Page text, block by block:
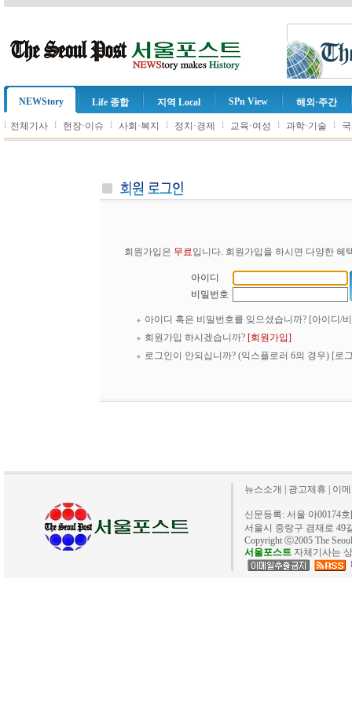
NEWStory Life 종합 지역 Local SPn View 해외·주간
l 전체기사 l 현장·이슈 l 사회·복지 l 정치·경제 l 교육·여성 l 과학·기술 l
회원가입은 무료입니다. 회원가입을 하시면 다양한 혜
아이디
비밀번호
아이디 혹은 비밀번호를 잊으셨습니까? [아이디/
회원가입 하시겠습니까? [회원가입]
로그인이 안되십니까? (익스플로러 6의 경우) [로
뉴스소개 광고제휴 이
신문등록: 서울 아00174
서울시 중랑구 겸재로 49
Copyright ⓒ2005 The
서울포스트 자체기사는